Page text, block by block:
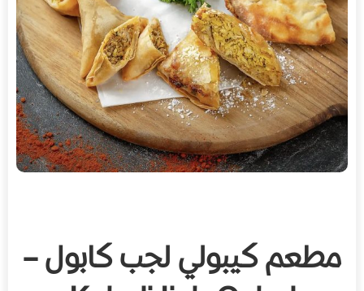
مطعم كيبولي لجب كابول –